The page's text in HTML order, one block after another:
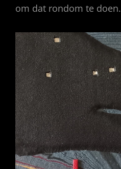
om dat rondom te doen.